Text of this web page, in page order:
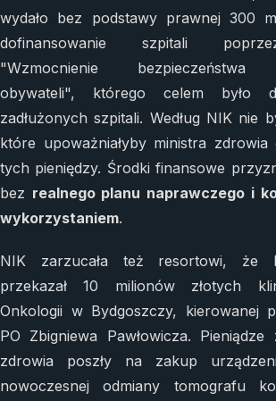
wydało bez podstawy prawnej 300
dofinansowanie szpitali
"Wzmocnienie bezpieczeństwa
obywateli", którego celem było
zadłużonych szpitali. Według NIK nie
które upoważniałyby ministra zdrowia
tych pieniędzy. Środki finansowe
bez realnego planu naprawczego i
wykorzystaniem.
NIK zarzucała też resortowi, że
przekazał 10 milionów złotych
Onkologii w Bydgoszczy, kierowanej
PO Zbigniewa Pawłowicza. Pieniądze
zdrowia poszły na zakup
nowoczesnej odmiany tomografu